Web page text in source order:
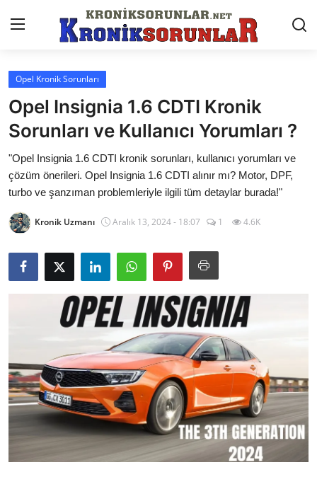
Anasayfa
Markalar
İletişim
Trafik & Cezalar
Sigorta & Kasko
Muayene & Ruhsat
Sorgulamalar
İkinci El & Alım-Satım
Bakım & Arıza Çözümleri
Elektrikli & Hibrit
Kiralama & Filo
Sürüş & Güvenlik
Opel Kronik Sorunları
Opel Insignia 1.6 CDTI Kronik
Sorunları ve Kullanıcı Yorumları ?
"Opel Insignia 1.6 CDTI kronik sorunları, kullanıcı yorumları ve
çözüm önerileri. Opel Insignia 1.6 CDTI alınır mı? Motor, DPF,
turbo ve şanzıman problemleriyle ilgili tüm detaylar burada!"
Kronik Uzmanı Aralık 13, 2024 - 18:07 1 4.6K